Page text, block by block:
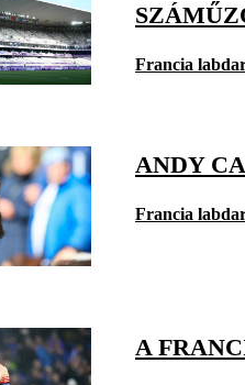
Francia
ANDY
Francia
A